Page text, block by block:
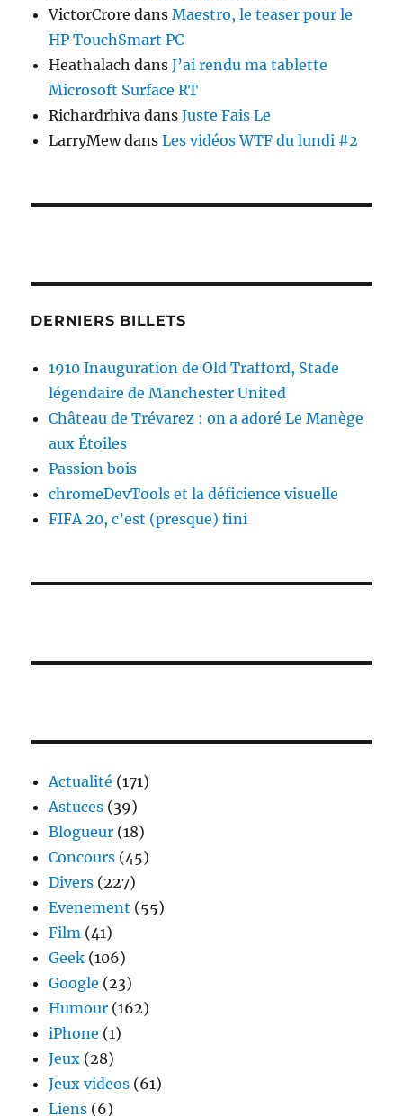
VictorCrore dansMaestro, le teaser pour le
HP TouchSmart PC
Heathalach dansJ’ai rendu ma tablette
Microsoft Surface RT
Richardrhiva dansJuste Fais Le
LarryMewdansLes vidéos WTF du lundi #2
DERNIERS BILLETS
1910 Inauguration de Old Trafford, Stade
légendaire de Manchester United
Château de Trévarez : on a adoré Le Manège
aux Étoiles
Passion bois
chromeDevTools et la déficience visuelle
FIFA 20, c’est (presque) fini
Actualité (171)
Astuces (39)
Blogueur (18)
Concours (45)
Divers (227)
Evenement (55)
Film (41)
Geek (106)
Google (23)
Humour (162)
iPhone (1)
Jeux (28)
Jeux videos (61)
Liens (6)